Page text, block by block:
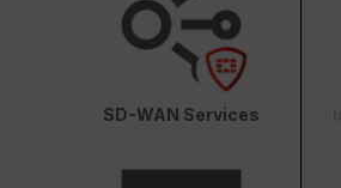
SD-WAN Services